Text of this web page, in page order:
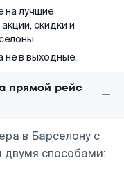
на лучшие
скидки и
не в выходные.
прямой рейс
в Барселону с
двумя способами: